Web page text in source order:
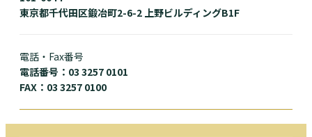
東京都千代田区鍛冶町2-6-2 上野ビルディングB1F
電話・Fax番号
電話番号：03 3257 0101
FAX：03 3257 0100